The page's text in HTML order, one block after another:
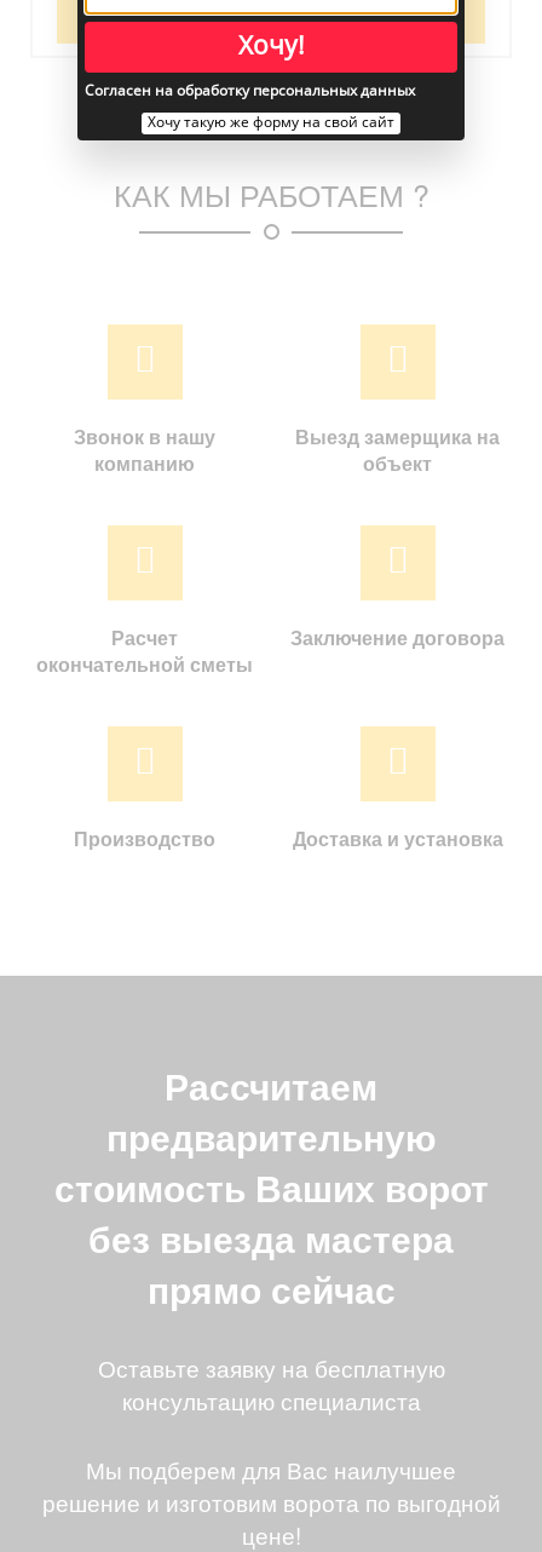
КУПИТЬ
КАК МЫ РАБОТАЕМ ?
Звонок в нашу
компанию
Выезд замерщика на
объект
Расчет
окончательной сметы
Заключение договора
Производство Доставка и установка
Рассчитаем
предварительную
стоимость Ваших ворот
без выезда мастера
прямо сейчас
Оставьте заявку на бесплатную
консультацию специалиста
Мы подберем для Вас наилучшее
решение и изготовим ворота по выгодной
цене!
Хочу!
Согласен на обработку персональных данных
Хочу такую же форму на свой сайт